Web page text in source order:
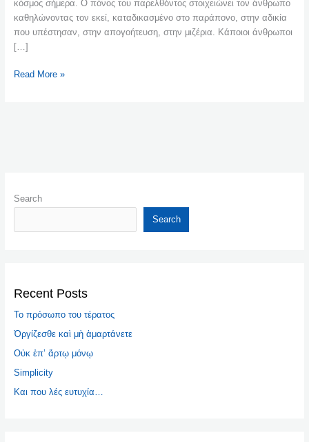
κόσμος σήμερα. Ο πόνος του παρελθόντος στοιχειώνει τον άνθρωπο
καθηλώνοντας τον εκεί, καταδικασμένο στο παράπονο, στην αδικία
που υπέστησαν, στην απογοήτευση, στην μιζέρια. Κάποιοι άνθρωποι
[…]
Read More »
Search
Search
Recent Posts
Το πρόσωπο του τέρατος
Ὀργίζεσθε καὶ μὴ ἁμαρτάνετε
Οὐκ ἐπ’ ἄρτῳ μόνῳ
Simplicity
Και που λές ευτυχία…